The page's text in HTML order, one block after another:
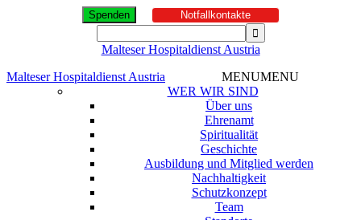
Spenden Notfallkontakte
Malteser Hospitaldienst Austria
Malteser Hospitaldienst Austria
MENUMENU
WER WIR SIND
Über uns
Ehrenamt
Spiritualität
Geschichte
Ausbildung und Mitglied werden
Nachhaltigkeit
Schutzkonzept
Team